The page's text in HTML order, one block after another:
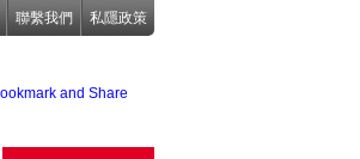
聯繫我們 私隱政策